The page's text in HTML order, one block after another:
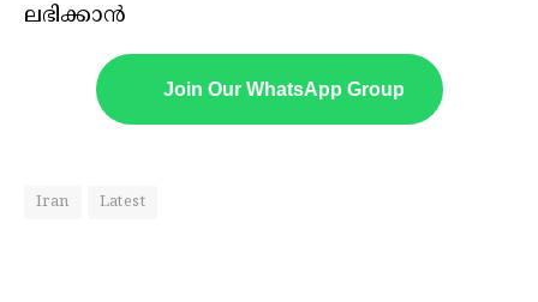
ലഭിക്കാൻ
Join Our WhatsApp Group
Iran Latest